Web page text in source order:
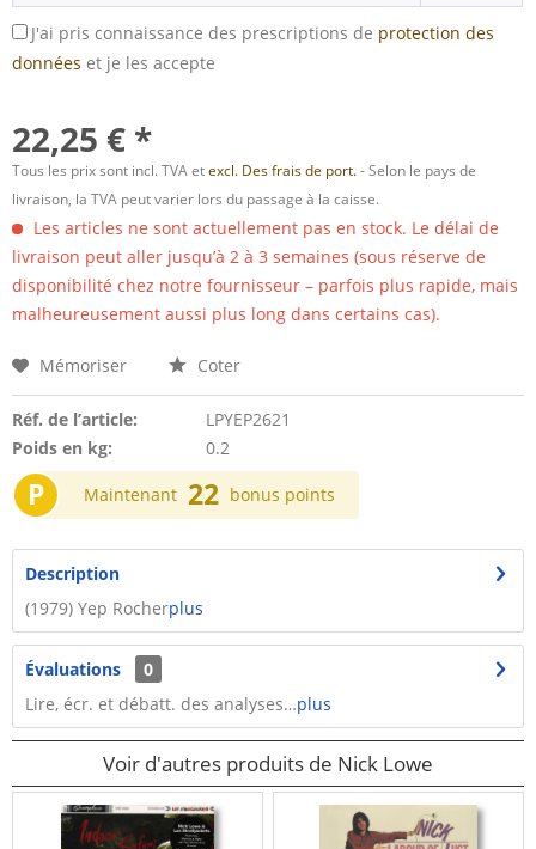
J'ai pris connaissance des prescriptions de protection des
données et je les accepte
22,25 € *
Tous les prix sont incl. TVA etexcl. Des frais de port.- Selon le pays de
livraison, la TVA peut varier lors du passage à la caisse.
Les articles ne sont actuellement pas en stock. Le délai de
livraison peut aller jusqu’à 2 à 3 semaines (sous réserve de
disponibilité chez notre fournisseur – parfois plus rapide, mais
malheureusement aussi plus long dans certains cas).
Mémoriser Coter
Réf. de l’article:
LPYEP2621
Poids en kg:
0.2
P Maintenant 22 bonus points
Description
(1979) Yep Rocherplus
Évaluations
0
Lire, écr. et débatt. des analyses…plus
Voir d'autres produits de Nick Lowe